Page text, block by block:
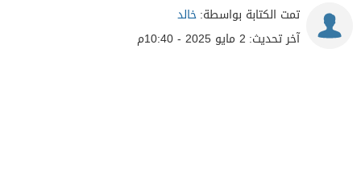
تمت الكتابة بواسطة:خالد
آخر تحديث: 2 مايو 2025 - 10:40م